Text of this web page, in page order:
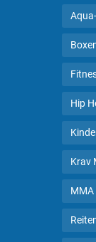
Hip
Krav
MMA